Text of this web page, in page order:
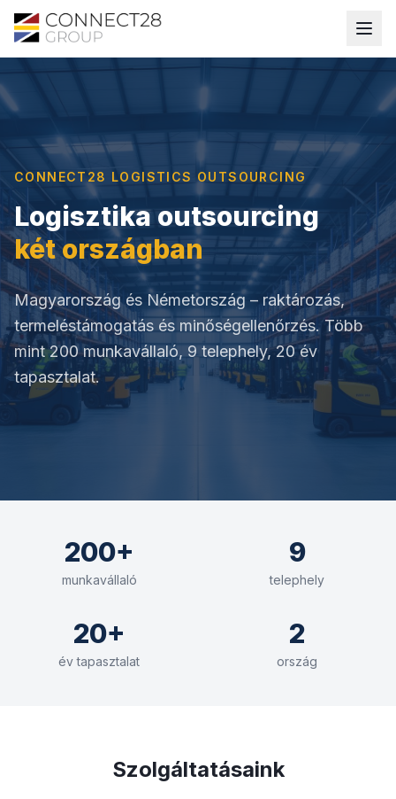
CONNECT28 LOGISTICS OUTSOURCING
Logisztika outsourcing
két országban
Magyarország és Németország – raktározás,
termeléstámogatás és minőségellenőrzés. Több
mint 200 munkavállaló, 9 telephely, 20 év
tapasztalat.
200+
munkavállaló
9
telephely
20+
év tapasztalat
2
ország
Szolgáltatásaink